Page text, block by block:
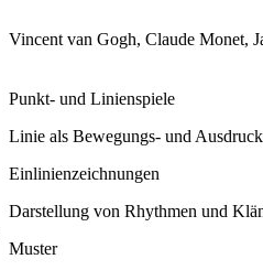
Vincent van Gogh, Claude Monet,
Punkt- und Linienspiele
Linie als Bewegungs- und
Einlinienzeichnungen
Darstellung von Rhythmen und
Muster